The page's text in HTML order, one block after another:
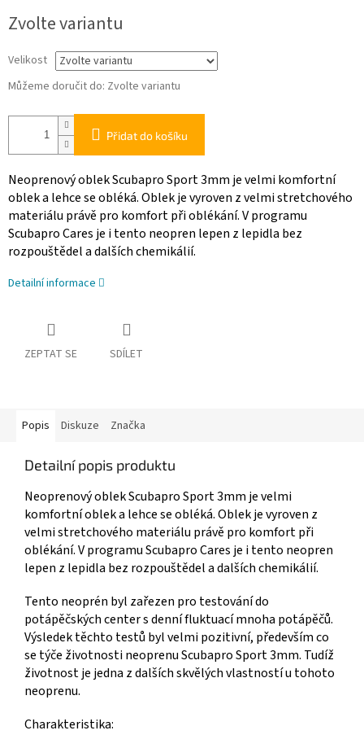
cena:
Zvolte variantu
Velikost
Můžeme doručit do: Zvolte variantu
Přidat do košíku
Neoprenový oblek Scubapro Sport 3mm je velmi komfortní
oblek a lehce se obléká. Oblek je vyroven z velmi stretchového
materiálu právě pro komfort při oblékání. V programu
Scubapro Cares je i tento neopren lepen z lepidla bez
rozpouštědel a dalších chemikálií.
Detailní informace
ZEPTAT SE SDÍLET
Popis Diskuze Značka
Detailní popis produktu
Neoprenový oblek Scubapro Sport 3mm je velmi
komfortní oblek a lehce se obléká. Oblek je vyroven z
velmi stretchového materiálu právě pro komfort při
oblékání. V programu Scubapro Cares je i tento neopren
lepen z lepidla bez rozpouštědel a dalších chemikálií.
Tento neoprén byl zařezen pro testování do
potápěčských center s denní fluktuací mnoha potápěčů.
Výsledek těchto testů byl velmi pozitivní, především co
se týče životnosti neoprenu Scubapro Sport 3mm. Tudíž
životnost je jedna z dalších skvělých vlastností u tohoto
neoprenu.
Charakteristika: